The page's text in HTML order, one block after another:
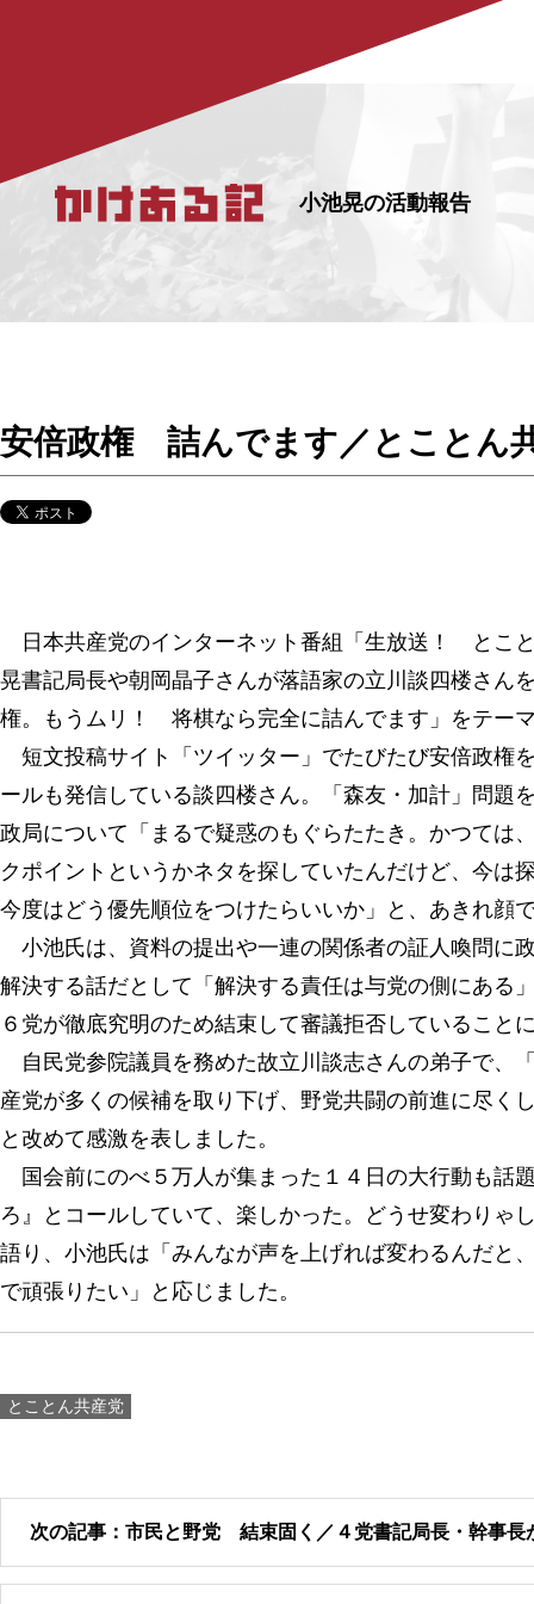
小池晃の活動報告
安倍政権 詰んでます／とことん
日本共産党のインターネット番組「生放送！ とこ
晃書記局長や朝岡晶子さんが落語家の立川談四楼さん
権。もうムリ！ 将棋なら完全に詰んでます」をテー
短文投稿サイト「ツイッター」でたびたび安倍政権
ールも発信している談四楼さん。「森友・加計」問題
政局について「まるで疑惑のもぐらたたき。かつては
クポイントというかネタを探していたんだけど、今は
今度はどう優先順位をつけたらいいか」と、あきれ顔
小池氏は、資料の提出や一連の関係者の証人喚問に
解決する話だとして「解決する責任は与党の側にある
６党が徹底究明のため結束して審議拒否していること
自民党参院議員を務めた故立川談志さんの弟子で、
産党が多くの候補を取り下げ、野党共闘の前進に尽く
と改めて感激を表しました。
国会前にのべ５万人が集まった１４日の大行動も話
ろ』とコールしていて、楽しかった。どうせ変わりゃ
語り、小池氏は「みんなが声を上げれば変わるんだと
で頑張りたい」と応じました。
とことん共産党
次の記事：市民と野党 結束固く／４党書記局長・幹事